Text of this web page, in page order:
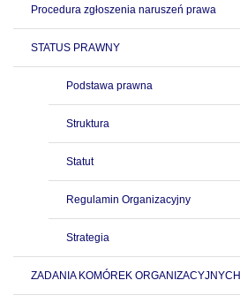
Procedura zgłoszenia naruszeń prawa
STATUS PRAWNY
Podstawa prawna
Struktura
Statut
Regulamin Organizacyjny
Strategia
ZADANIA KOMÓREK ORGANIZACYJNYCH